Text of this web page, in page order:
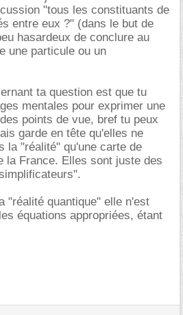
"tous les constituants de
entre eux ?" (dans le but de
hasardeux de conclure au
une particule ou un
ta question est que tu
mentales pour exprimer une
points de vue, bref tu peux
garde en tête qu'elles ne
la "réalité" qu'une carte de
la France. Elles sont juste des
"réalité quantique" elle n'est
équations appropriées, étant